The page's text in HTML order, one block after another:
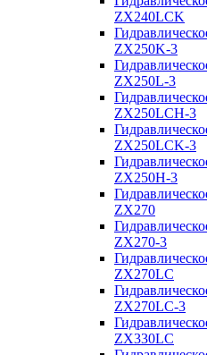
ZX240LCK
ZX250K-3
ZX250L-3
ZX250LCH-3
ZX250LCK-3
ZX250Н-3
ZX270
ZX270-3
ZX270LC
ZX270LC-3
ZX330LC